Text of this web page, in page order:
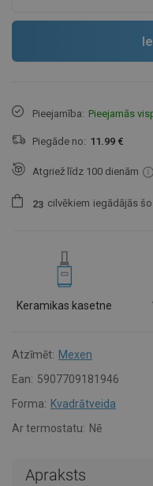
Pieejamība: Pieejamās
Piegāde no: 11.99 €
Atgriež līdz 100 dienām
23 cilvēkiem iegādājās
Keramikas kasetne
Atzīmēt: Mexen
Ean: 5907709181946
Forma: Kvadrātveida
Ar termostatu: Nē
Apraksts